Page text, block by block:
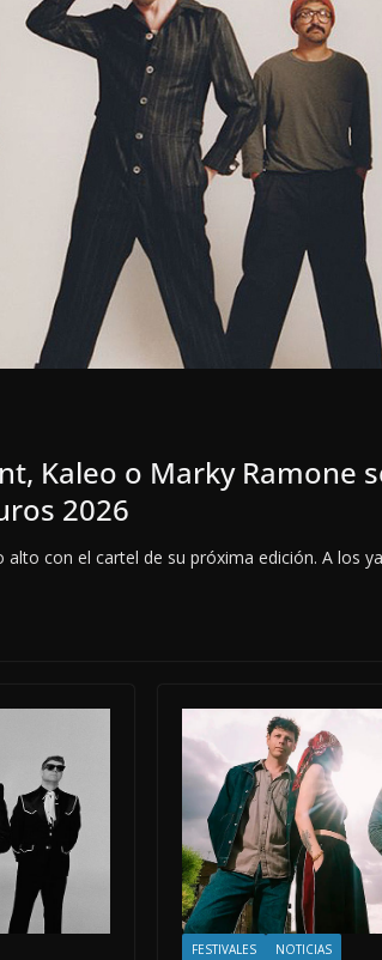
Kaleo o Marky Ramone
2026
alto con el cartel de su próxima edición. A los
FESTIVALES NOTICIAS